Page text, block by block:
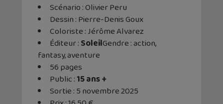
Scénario : Olivier Peru
Dessin : Pierre-Denis Goux
Coloriste : Jérôme Alvarez
Éditeur ‏:SoleilGendre : action,
fantasy, aventure
56 pages
Public :15 ans +
Sortie : 5 novembre 2025